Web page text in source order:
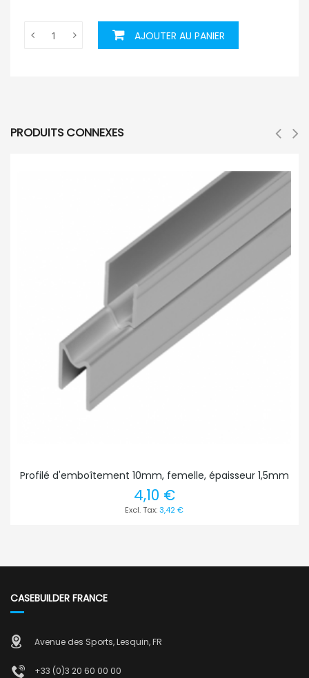
AJOUTER AU PANIER
PRODUITS CONNEXES
Profilé d'emboîtement 10mm, femelle, épaisseur 1,5mm
4,10 €
3,42 €
CASEBUILDER FRANCE
Avenue des Sports, Lesquin, FR
+33 (0)3 20 60 00 00